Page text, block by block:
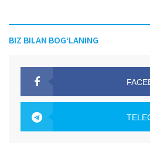
BIZ BILAN BOG‘LANING